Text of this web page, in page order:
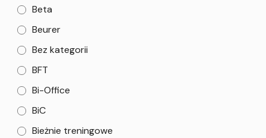
Beta
Beurer
Bez kategorii
BFT
Bi-Office
BiC
Bieżnie treningowe